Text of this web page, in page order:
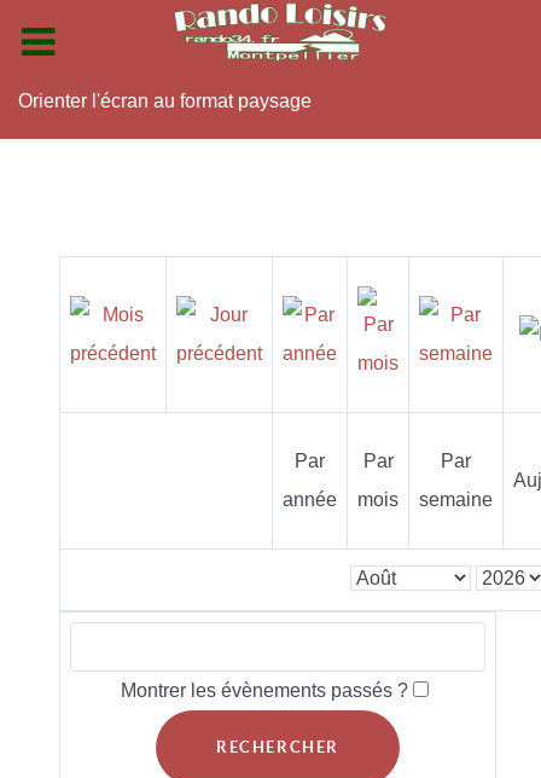
Orienter l'écran au format paysage
Par
année
Par
mois
Par
semaine
Montrer les évènements passés ?